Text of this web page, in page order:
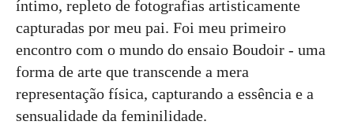
íntimo, repleto de fotografias artisticamente
capturadas por meu pai. Foi meu primeiro
encontro com o mundo do ensaio Boudoir - uma
forma de arte que transcende a mera
representação física, capturando a essência e a
sensualidade da feminilidade.